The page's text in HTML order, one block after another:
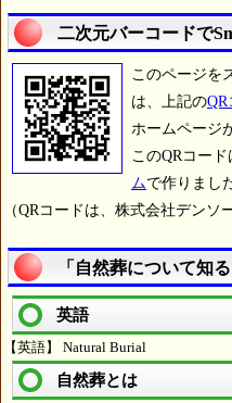
二次元バーコードで
このページを
は、上記のQR
ホームページ
このQRコード
ムで作りまし
（QRコードは、株式会社デンソ
「自然葬について知
英語
【英語】 Natural Burial
自然葬とは